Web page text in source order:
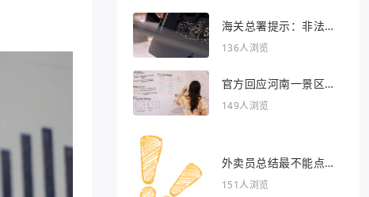
海关总署提示：非法引
入异宠将被处罚
136人浏览
官方回应河南一景区推
出虎景房
149人浏览
外卖员总结最不能点的
外卖
151人浏览